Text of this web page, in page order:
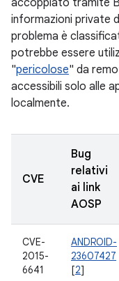
accoppiato tramite
informazioni private
problema è
potrebbe essere
"pericolose" da
accessibili solo alle
localmente.
CVE
Bug
relativi
ai link
AOSP
CVE-
2015-
6641
ANDROID-
23607427
[2]